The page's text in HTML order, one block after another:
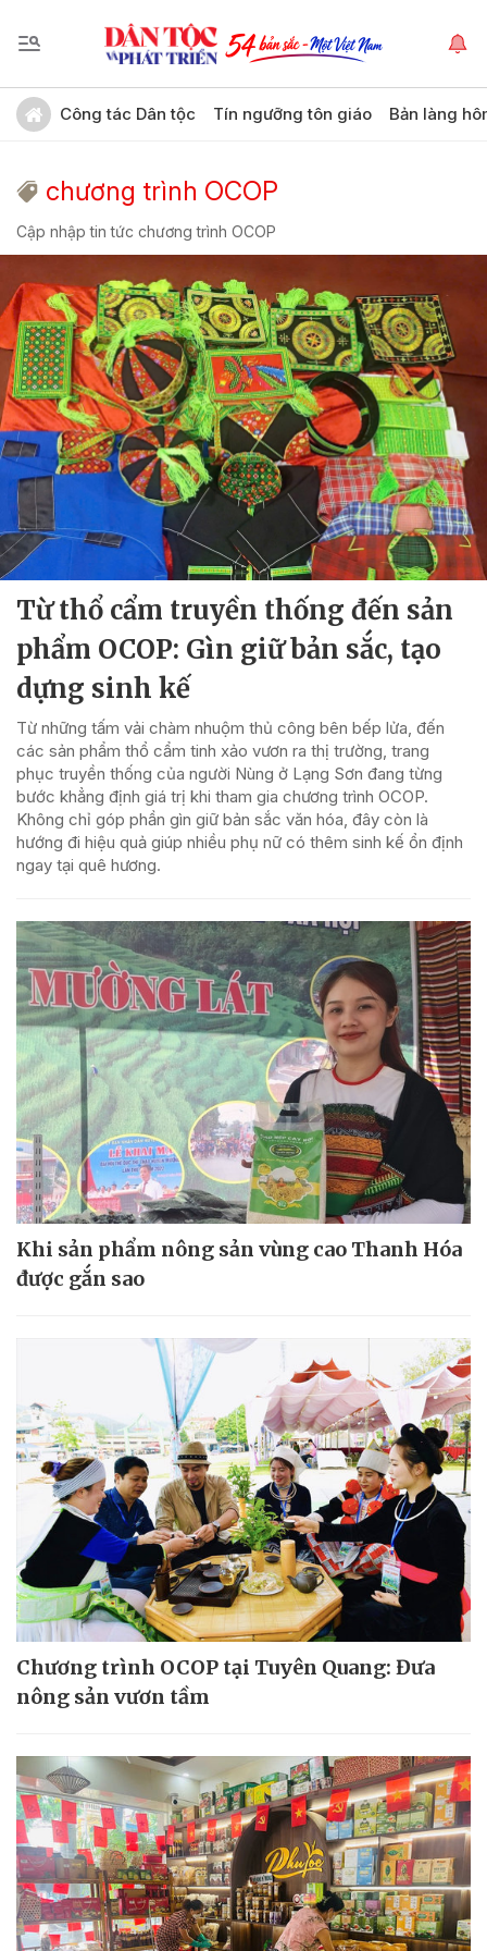
Công tác Dân tộc Tín ngưỡng tôn giáo Bản làng
chương trình OCOP
Cập nhập tin tức chương trình OCOP
Từ thổ cẩm truyền thống đến sản
phẩm OCOP: Gìn giữ bản sắc, tạo
dựng sinh kế
Từ những tấm vải chàm nhuộm thủ công bên bếp lửa, đến
các sản phẩm thổ cẩm tinh xảo vươn ra thị trường, trang
phục truyền thống của người Nùng ở Lạng Sơn đang từng
bước khẳng định giá trị khi tham gia chương trình OCOP.
Không chỉ góp phần gìn giữ bản sắc văn hóa, đây còn là
hướng đi hiệu quả giúp nhiều phụ nữ có thêm sinh kế ổn định
ngay tại quê hương.
Khi sản phẩm nông sản vùng cao Thanh Hóa
được gắn sao
Chương trình OCOP tại Tuyên Quang: Đưa
nông sản vươn tầm